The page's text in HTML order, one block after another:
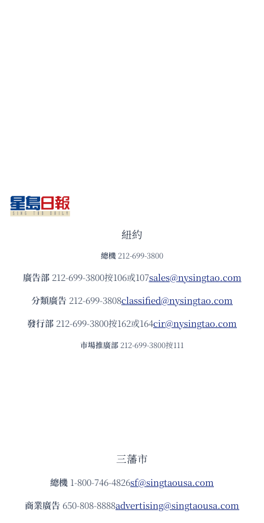
紐約
總機 212-699-3800
廣告部212-699-3800按106或107sales@nysingtao.com
分類廣告 212-699-3808classified@nysingtao.com
發⾏部 212-699-3800按162或164cir@nysingtao.com
市場推廣部 212-699-3800按111
三藩市
總機 1-800-746-4826sf@singtaousa.com
商業廣告 650-808-8888advertising@singtaousa.com